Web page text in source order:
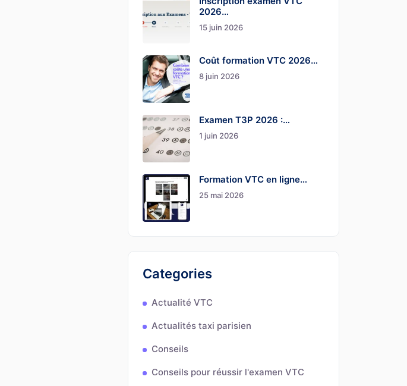
2026…
15 juin 2026
Coût formation VTC 2026…
8 juin 2026
Examen T3P 2026 :…
1 juin 2026
Formation VTC en ligne…
25 mai 2026
Categories
Actualité VTC
Actualités taxi parisien
Conseils
Conseils pour réussir l'examen VTC